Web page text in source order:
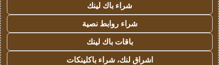
شراء باك لينك
شراء روابط نصية
باقات باك لينك
اشراق لنك، شراء باكلينكات